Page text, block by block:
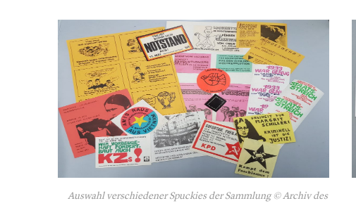
Auswahl verschiedener Spuckies der Sammlung © Archiv des